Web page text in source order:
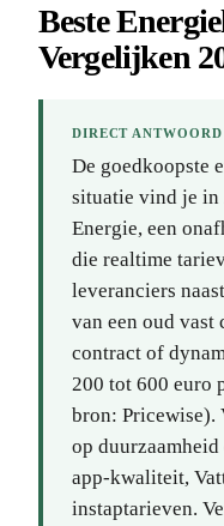
Beste
Vergelijken
DIRECT ANTWOORD
De goedkoopste
situatie vind je in
Energie, een
die realtime
leveranciers
van een oud vast
contract of
200 tot 600 euro
bron: Pricewise).
op
app-kwaliteit,
instaptarieven.